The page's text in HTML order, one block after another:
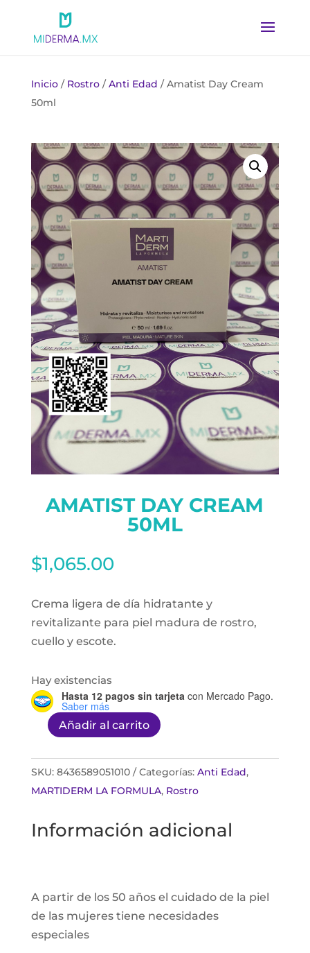
Inicio/ Rostro/Anti Edad / Amatist Day Cream
50ml
AMATIST DAY CREAM
50ML
$1,065.00
Crema ligera de día hidratante y
revitalizante para piel madura de rostro,
cuello y escote.
Hay existencias
Hasta 12 pagos sin tarjeta con Mercado Pago.
Saber más
Amatist
Cream
50ml
Añadir al carrito
SKU: 8436589051010 Categorías: Anti Edad,
MARTIDERM LA FORMULA, Rostro
Información adicional
A partir de los 50 años el cuidado de la piel
de las mujeres tiene necesidades
especiales